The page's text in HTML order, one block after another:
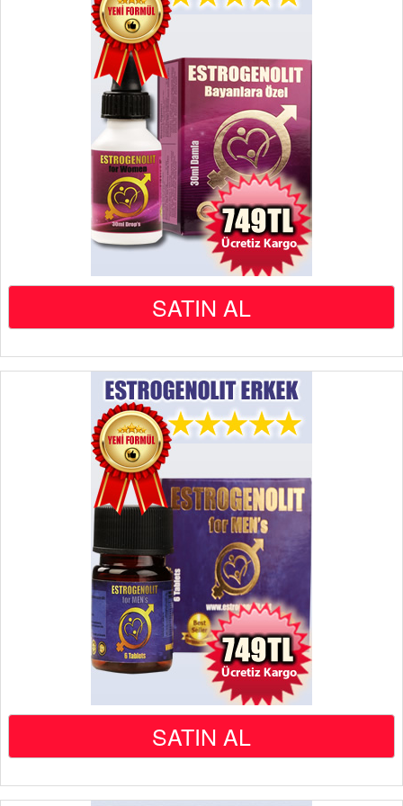
SATIN AL
SATIN AL